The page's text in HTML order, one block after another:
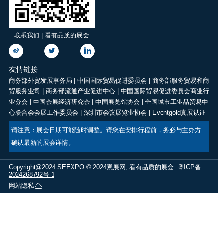
联系我们 | 看有品质的展会
友情链接
商务部外贸发展事务局 中国国际贸易促进委员会
商务部服务贸易和商
贸服务业司
商务部流通产业促进中心
中国国际贸易促进委员会商业行
业分会
中国会展经济研究会 中国展览馆协会
全国城市工业品贸易中
心联合会会展工作委员会
深圳市会议展览业协会 Eventgold真展认证
请注意：展会日期可能随时调整。请您在安排行程前，务必与主办方
确认最新的展会详情。
Copyright@2024 SEEXPO © 2024观展网, 看有品质的展会 粤ICP备
2024268792号-1
网站隐私